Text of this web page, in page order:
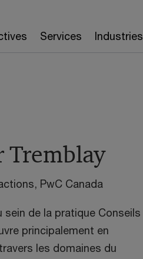
Services Industries
Tremblay
PwC Canada
sein de la pratique Conseils
principalement en
les domaines du